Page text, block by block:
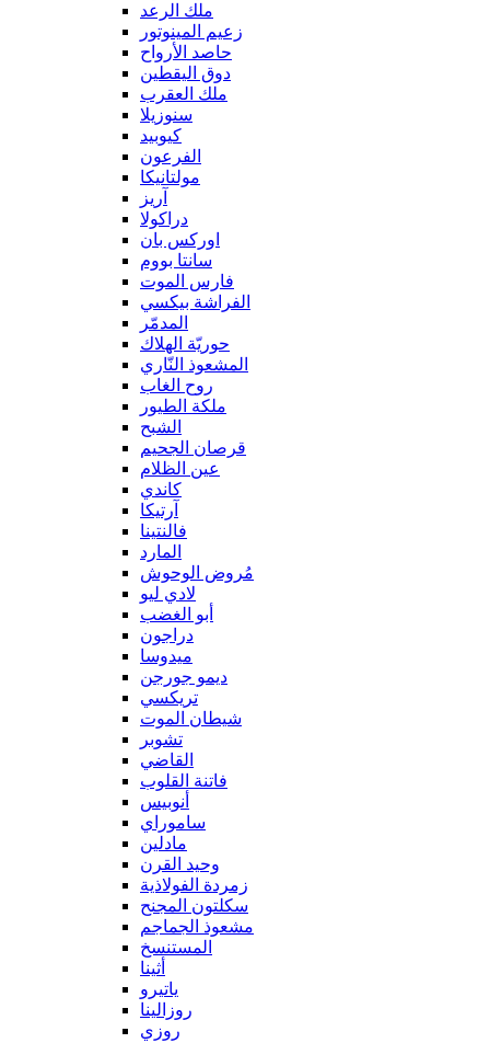
ملك الرعد
زعيم المينوتور
حاصد الأرواح
دوق اليقطين
ملك العقرب
سنوزيلا
كيوبيد
الفرعون
مولتانيكا
آريز
دراكولا
اوركس بان
سانتا بووم
فارس الموت
الفراشة بيكسي
المدمّر
حوريّة الهلاك
المشعوذ النّاري
روح الغاب
ملكة الطيور
الشبح
قرصان الجحيم
عين الظلام
كاندي
آرتيكا
فالنتينا
المارد
مُروض الوحوش
لادي ليو
أبو الغضب
دراجون
ميدوسا
ديمو جورجن
تريكسي
شيطان الموت
تشوبر
القاضي
فاتنة القلوب
أنوبيس
ساموراي
مادلين
وحيد القرن
زمردة الفولاذية
سكلتون المجنح
مشعوذ الجماجم
المستنسخ
أثينا
ياتيرو
روزالينا
روزي